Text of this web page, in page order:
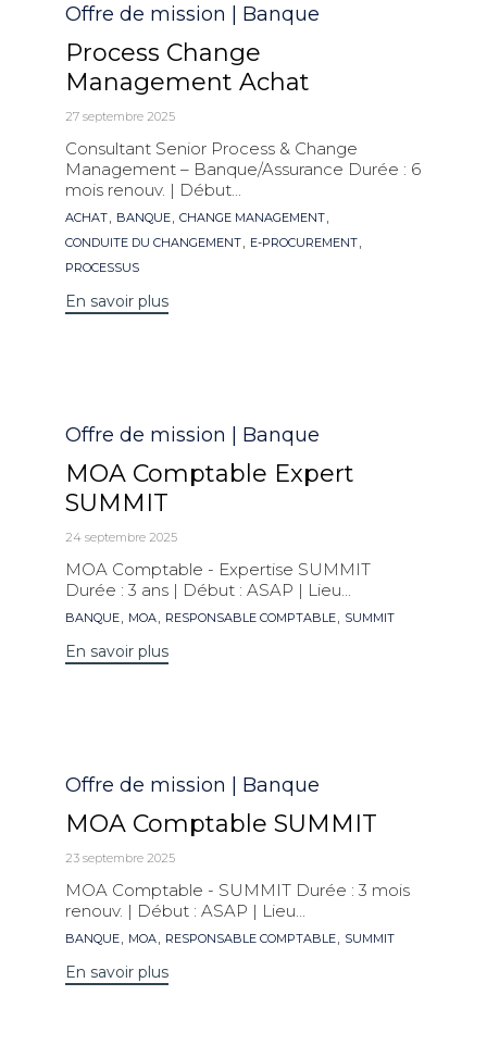
Catégorie
Offre de mission | Banque
Process Change
Management Achat
27 septembre 2025
Consultant Senior Process & Change
Management – Banque/Assurance Durée : 6
mois renouv. | Début...
Mots
clés
ACHAT, BANQUE, CHANGE MANAGEMENT,
CONDUITE DU CHANGEMENT, E-PROCUREMENT,
PROCESSUS
En savoir plus
Catégorie
Offre de mission | Banque
MOA Comptable Expert
SUMMIT
24 septembre 2025
MOA Comptable - Expertise SUMMIT
Durée : 3 ans | Début : ASAP | Lieu...
Mots
BANQUE, MOA, RESPONSABLE COMPTABLE, SUMMIT
En savoir plus
Catégorie
Offre de mission | Banque
MOA Comptable SUMMIT
23 septembre 2025
MOA Comptable - SUMMIT Durée : 3 mois
renouv. | Début : ASAP | Lieu...
Mots
BANQUE, MOA, RESPONSABLE COMPTABLE, SUMMIT
En savoir plus